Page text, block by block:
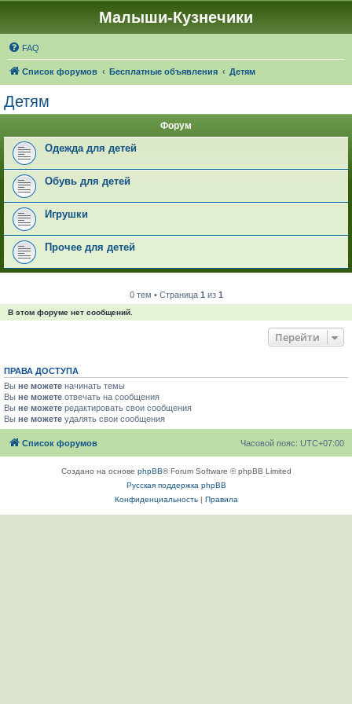
Малыши-Кузнечики
FAQ
Список форумов Бесплатные объявления Детям
Детям
Форум
Одежда для детей
Обувь для детей
Игрушки
Прочее для детей
0 тем • Страница 1 из 1
В этом форуме нет сообщений.
Перейти
ПРАВА ДОСТУПА
Вы не можете начинать темы
Вы не можете отвечать на сообщения
Вы не можете редактировать свои сообщения
Вы не можете удалять свои сообщения
Список форумов Часовой пояс: UTC+07:00
Создано на основе phpBB® Forum Software © phpBB Limited
Русская поддержка phpBB
Конфиденциальность| Правила